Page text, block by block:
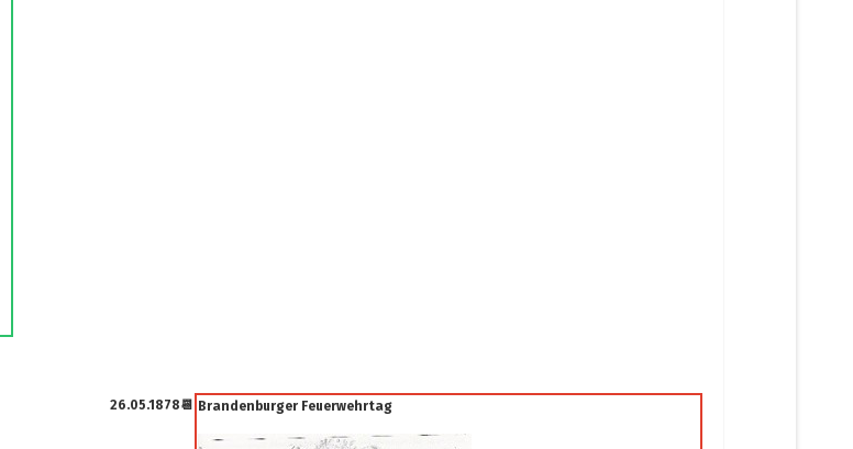
26.05.1878📆 Brandenburger Feuerwehrtag